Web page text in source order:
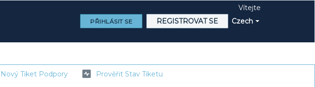
Czech
Vítejte
PŘIHLÁSIT SE REGISTROVAT SE
Nový Tiket Podpory
Prověřit Stav Tiketu